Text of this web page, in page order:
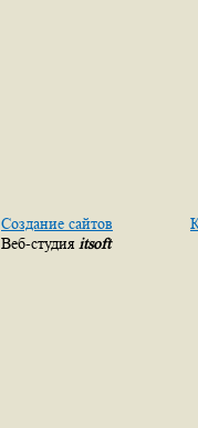
Создание сайтов
Веб-студия itsoft